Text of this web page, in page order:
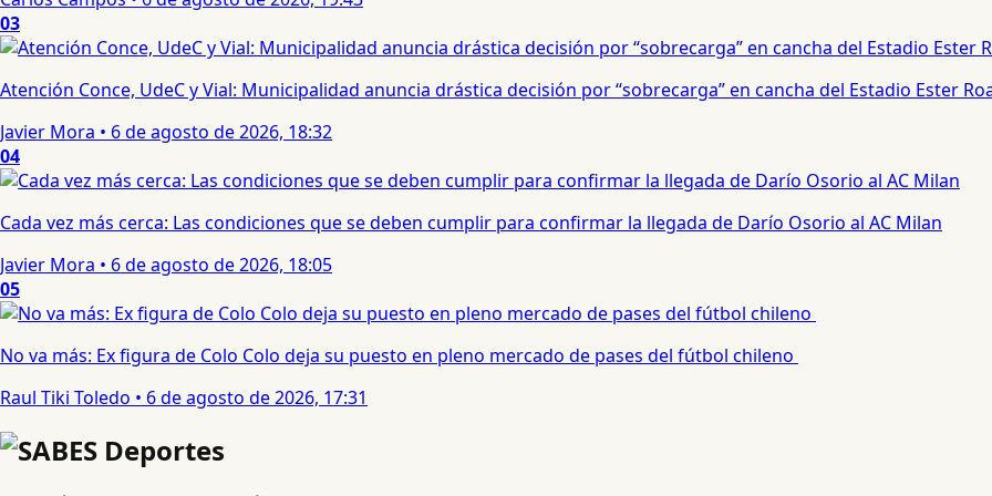
03
Atención Conce, UdeC y Vial: Municipalidad anuncia drástica decisión por “sobrecarga” en cancha del Estadio Ester
Javier Mora • 6 de agosto de 2026, 18:32
04
Cada vez más cerca: Las condiciones que se deben cumplir para confirmar la llegada de Darío Osorio al AC Milan
Javier Mora • 6 de agosto de 2026, 18:05
05
No va más: Ex figura de Colo Colo deja su puesto en pleno mercado de pases del fútbol chileno
Raul Tiki Toledo • 6 de agosto de 2026, 17:31